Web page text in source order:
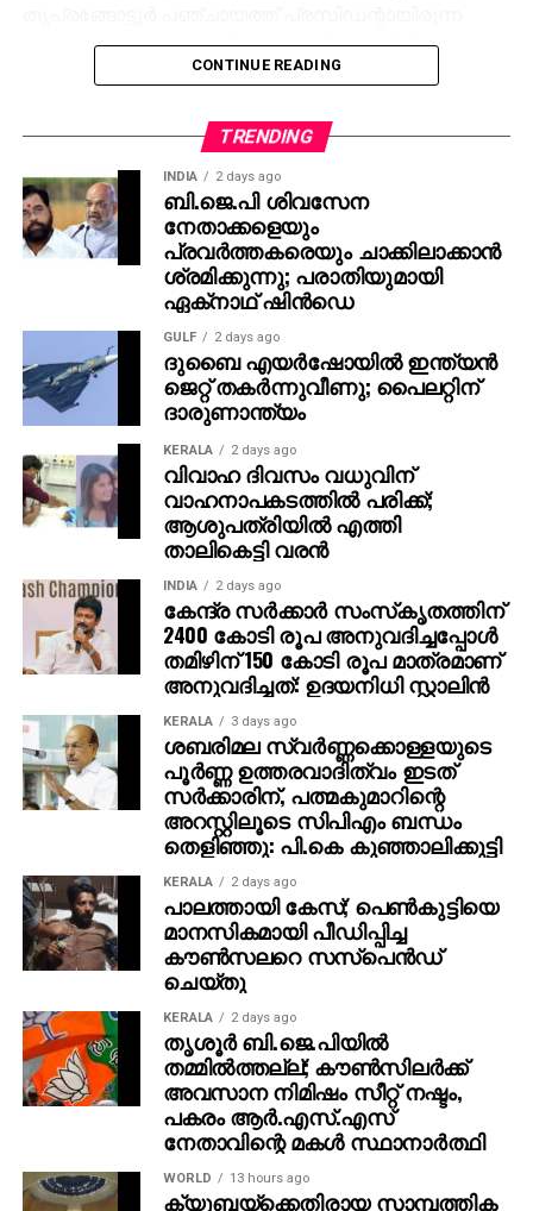
കടവത്തൂര്‍ മുണ്ടത്തോട് കുറുങ്ങാട്ട് ഹൗസില്‍
കെ.പത്മരാജന് മരണംവരെ ജീവപരന്ത്യം ശിക്ഷ
തടവ് ഉള്‍പ്പെടെ 40 വര്‍ഷം തടവും രണ്ട് ലക്ഷം രൂപ
പിഴയുമാണ് തലശ്ശേരി ജില്ലാ പോക്‌സോ കോടതി
ശിക്ഷ വിധിച്ചത്. സംഘപരിവാര്‍ അധ്യാപക സംഘടനാ
ജില്ലാ നേതാവാണ് പ്രതി പത്മരാജന്‍. മൂന്ന്
വകുപ്പുകളിലായാണ് ശിക്ഷ വിധിച്ചത്. 376എബി
ഐപിസി പ്രകാരം 12 വയസ്സിന് താഴെയുള്ള
കുട്ടികളോടുള്ള ലൈംഗികാതിക്രമവും, ജീവപര്യന്തവും
1 ലക്ഷം രൂപ പിഴയും പോക്‌സോ സെക്ഷന്‍ 5(എഫ്)
പ്രകാരം 20 വര്‍ഷം കഠിനതടവും 50,000 രൂപ പിഴയും
പോക്‌സോ സെക്ഷന്‍ 5(എല്‍) പ്രകാരം 20 വര്‍ഷം
തടവും 50,000 രൂപ പിഴയും വിധിച്ചിരുന്നു.
CONTINUE READING
TRENDING
INDIA 2 days ago
ബി.ജെ.പി ശിവസേന
നേതാക്കളെയും
പ്രവര്‍ത്തകരെയും ചാക്കിലാക്കാന്‍
ശ്രമിക്കുന്നു; പരാതിയുമായി
ഏക്‌നാഥ് ഷിന്‍ഡെ
GULF 2 days ago
ദുബൈ എയര്‍ഷോയില്‍ ഇന്ത്യന്‍
ജെറ്റ് തകര്‍ന്നുവീണു; പൈലറ്റിന്
ദാരുണാന്ത്യം
KERALA 2 days ago
വിവാഹ ദിവസം വധുവിന്
വാഹനാപകടത്തില്‍ പരിക്ക്;
ആശുപത്രിയില്‍ എത്തി
താലികെട്ടി വരന്‍
INDIA 2 days ago
കേന്ദ്ര സര്‍ക്കാര്‍ സംസ്‌കൃതത്തിന്
2400 കോടി രൂപ അനുവദിച്ചപ്പോള്‍
തമിഴിന് 150 കോടി രൂപ മാത്രമാണ്
അനുവദിച്ചത്: ഉദയനിധി സ്റ്റാലിന്‍
KERALA 3 days ago
ശബരിമല സ്വര്‍ണ്ണക്കൊള്ളയുടെ
പൂര്‍ണ്ണ ഉത്തരവാദിത്വം ഇടത്
സര്‍ക്കാരിന്, പത്മകുമാറിന്റെ
അറസ്റ്റിലൂടെ സിപിഎം ബന്ധം
തെളിഞ്ഞു: പി.കെ കുഞ്ഞാലിക്കുട്ടി
KERALA 2 days ago
പാലത്തായി കേസ്; പെൺകുട്ടിയെ
മാനസികമായി പീഡിപ്പിച്ച
കൗൺസലറെ സസ്പെൻഡ്
ചെയ്തു
KERALA 2 days ago
തൃശൂര്‍ ബി.ജെ.പിയില്‍
തമ്മില്‍ത്തല്ല്; കൗണ്‍സിലര്‍ക്ക്
അവസാന നിമിഷം സീറ്റ് നഷ്ടം,
പകരം ആര്‍.എസ്.എസ്
നേതാവിന്റെ മകള്‍ സ്ഥാനാര്‍ത്ഥി
WORLD 13 hours ago
ക്യൂബയ്ക്കെതിരായ സാമ്പത്തിക